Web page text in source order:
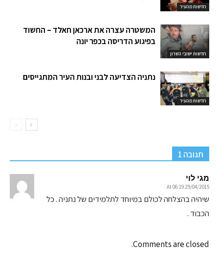
חדשות מהעיר
חדשות ישובי השרון
המשטרה עצרה את ארכאן חאלד – החשוד
בפיגוע הדריסה בכפר יונה
חדשות מהעיר
נתניה הצדיעה לבני ובנות העיר המתגייסים
תגובה 1
מגי לוי
29/04/2015 At 06:19
שיהיה בהצלחה לכולם במיוחד לתלמידים של נתניה . כל
הכבוד .
Comments are closed.